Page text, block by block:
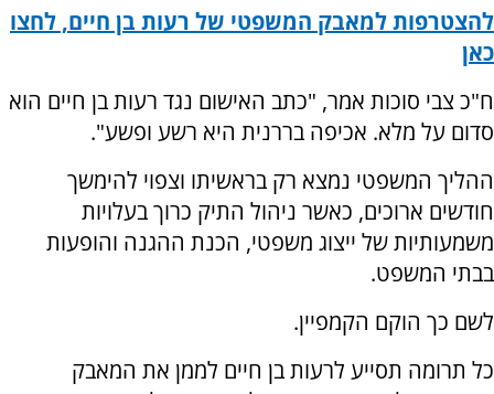
להצטרפות למאבק המשפטי של רעות בן חיים, לחצו
כאן
ח"כ צבי סוכות אמר, "כתב האישום נגד רעות בן חיים הוא
סדום על מלא. אכיפה בררנית היא רשע ופשע".
ההליך המשפטי נמצא רק בראשיתו וצפוי להימשך
חודשים ארוכים, כאשר ניהול התיק כרוך בעלויות
משמעותיות של ייצוג משפטי, הכנת ההגנה והופעות
בבתי המשפט.
לשם כך הוקם הקמפיין.
כל תרומה תסייע לרעות בן חיים לממן את המאבק